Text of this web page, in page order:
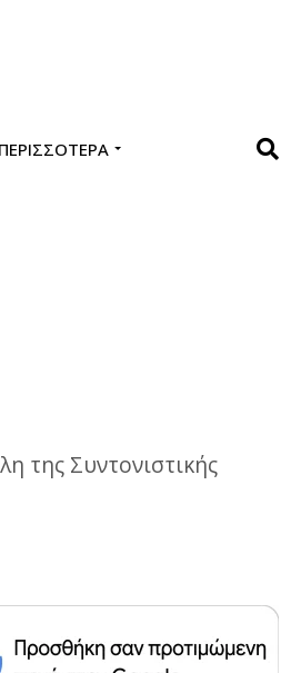
ΠΕΡΙΣΣΌΤΕΡΑ
της Συντονιστικής